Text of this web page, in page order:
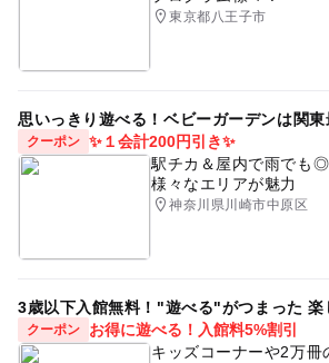
東京都八王子市
思いっきり遊べる！ベビーガーデンは関東
クーポン ✨１会計200円引き✨
駅チカ＆屋内で雨でも
様々なエリアが魅力
神奈川県川崎市中原区
3歳以下入館無料！"遊べる"がつまった 楽
クーポン
お得に遊べる！入館料5%割引
キッズコーナーや2万冊